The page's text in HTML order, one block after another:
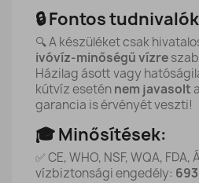
🔒 Fontos
🔍 A készüléket csak
ivóvíz-minőségű vízre
Házilag ásott vagy
kútvíz eseténnem javasolt
garancia is érvényét veszti!
🎓 Minősítések:
✅ CE, WHO, NSF, WQA, FDA,
vízbiztonsági engedély: